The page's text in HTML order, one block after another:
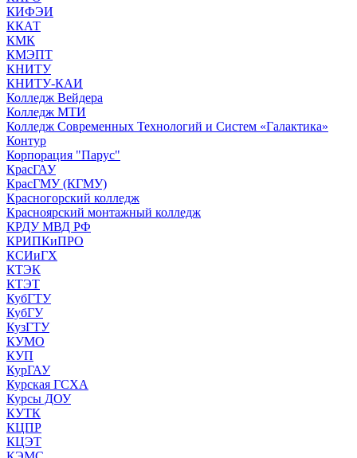
КИФЭИ
ККАТ
КМК
КМЭПТ
КНИТУ
КНИТУ-КАИ
Колледж Вейдера
Колледж МТИ
Колледж Современных Технологий и Систем «Галактика»
Контур
Корпорация "Парус"
КрасГАУ
КрасГМУ (КГМУ)
Красногорский колледж
Красноярский монтажный колледж
КРДУ МВД РФ
КРИПКиПРО
КСИиГХ
КТЭК
КТЭТ
КубГТУ
КубГУ
КузГТУ
КУМО
КУП
КурГАУ
Курская ГСХА
Курсы ДОУ
КУТК
КЦПР
КЦЭТ